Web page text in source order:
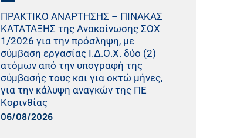
ΠΡΑΚΤΙΚO ΑΝΑΡΤΗΣΗΣ – ΠΙΝΑΚΑΣ
ΚΑΤΑΤΑΞΗΣ της Ανακοίνωσης ΣΟΧ
1/2026 για την πρόσληψη, με
σύμβαση εργασίας Ι.Δ.Ο.Χ. δύο (2)
ατόμων από την υπογραφή της
σύμβασής τους και για οκτώ μήνες,
για την κάλυψη αναγκών της ΠΕ
Κορινθίας
06/08/2026